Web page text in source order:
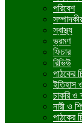
পরিবেশ
স্বাস্থ্য
ভ্রমণ
ফিচার
রিভিউ
পাঠকের
ইতিহাস
চাকরি ও
নারী ও
পাঠকের